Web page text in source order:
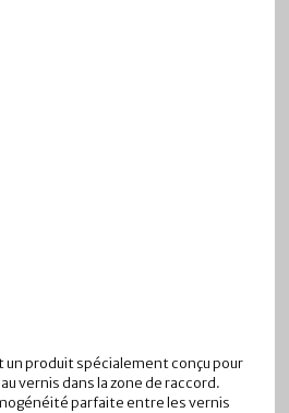
un produit spécialement conçu pour
vernis dans la zone de raccord.
parfaite entre les vernis